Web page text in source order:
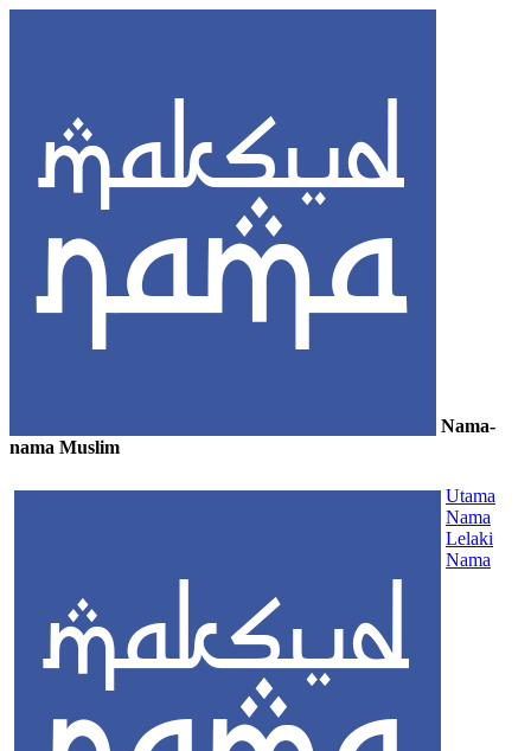
Nama-
nama Muslim
Utama
Nama
Lelaki
Nama